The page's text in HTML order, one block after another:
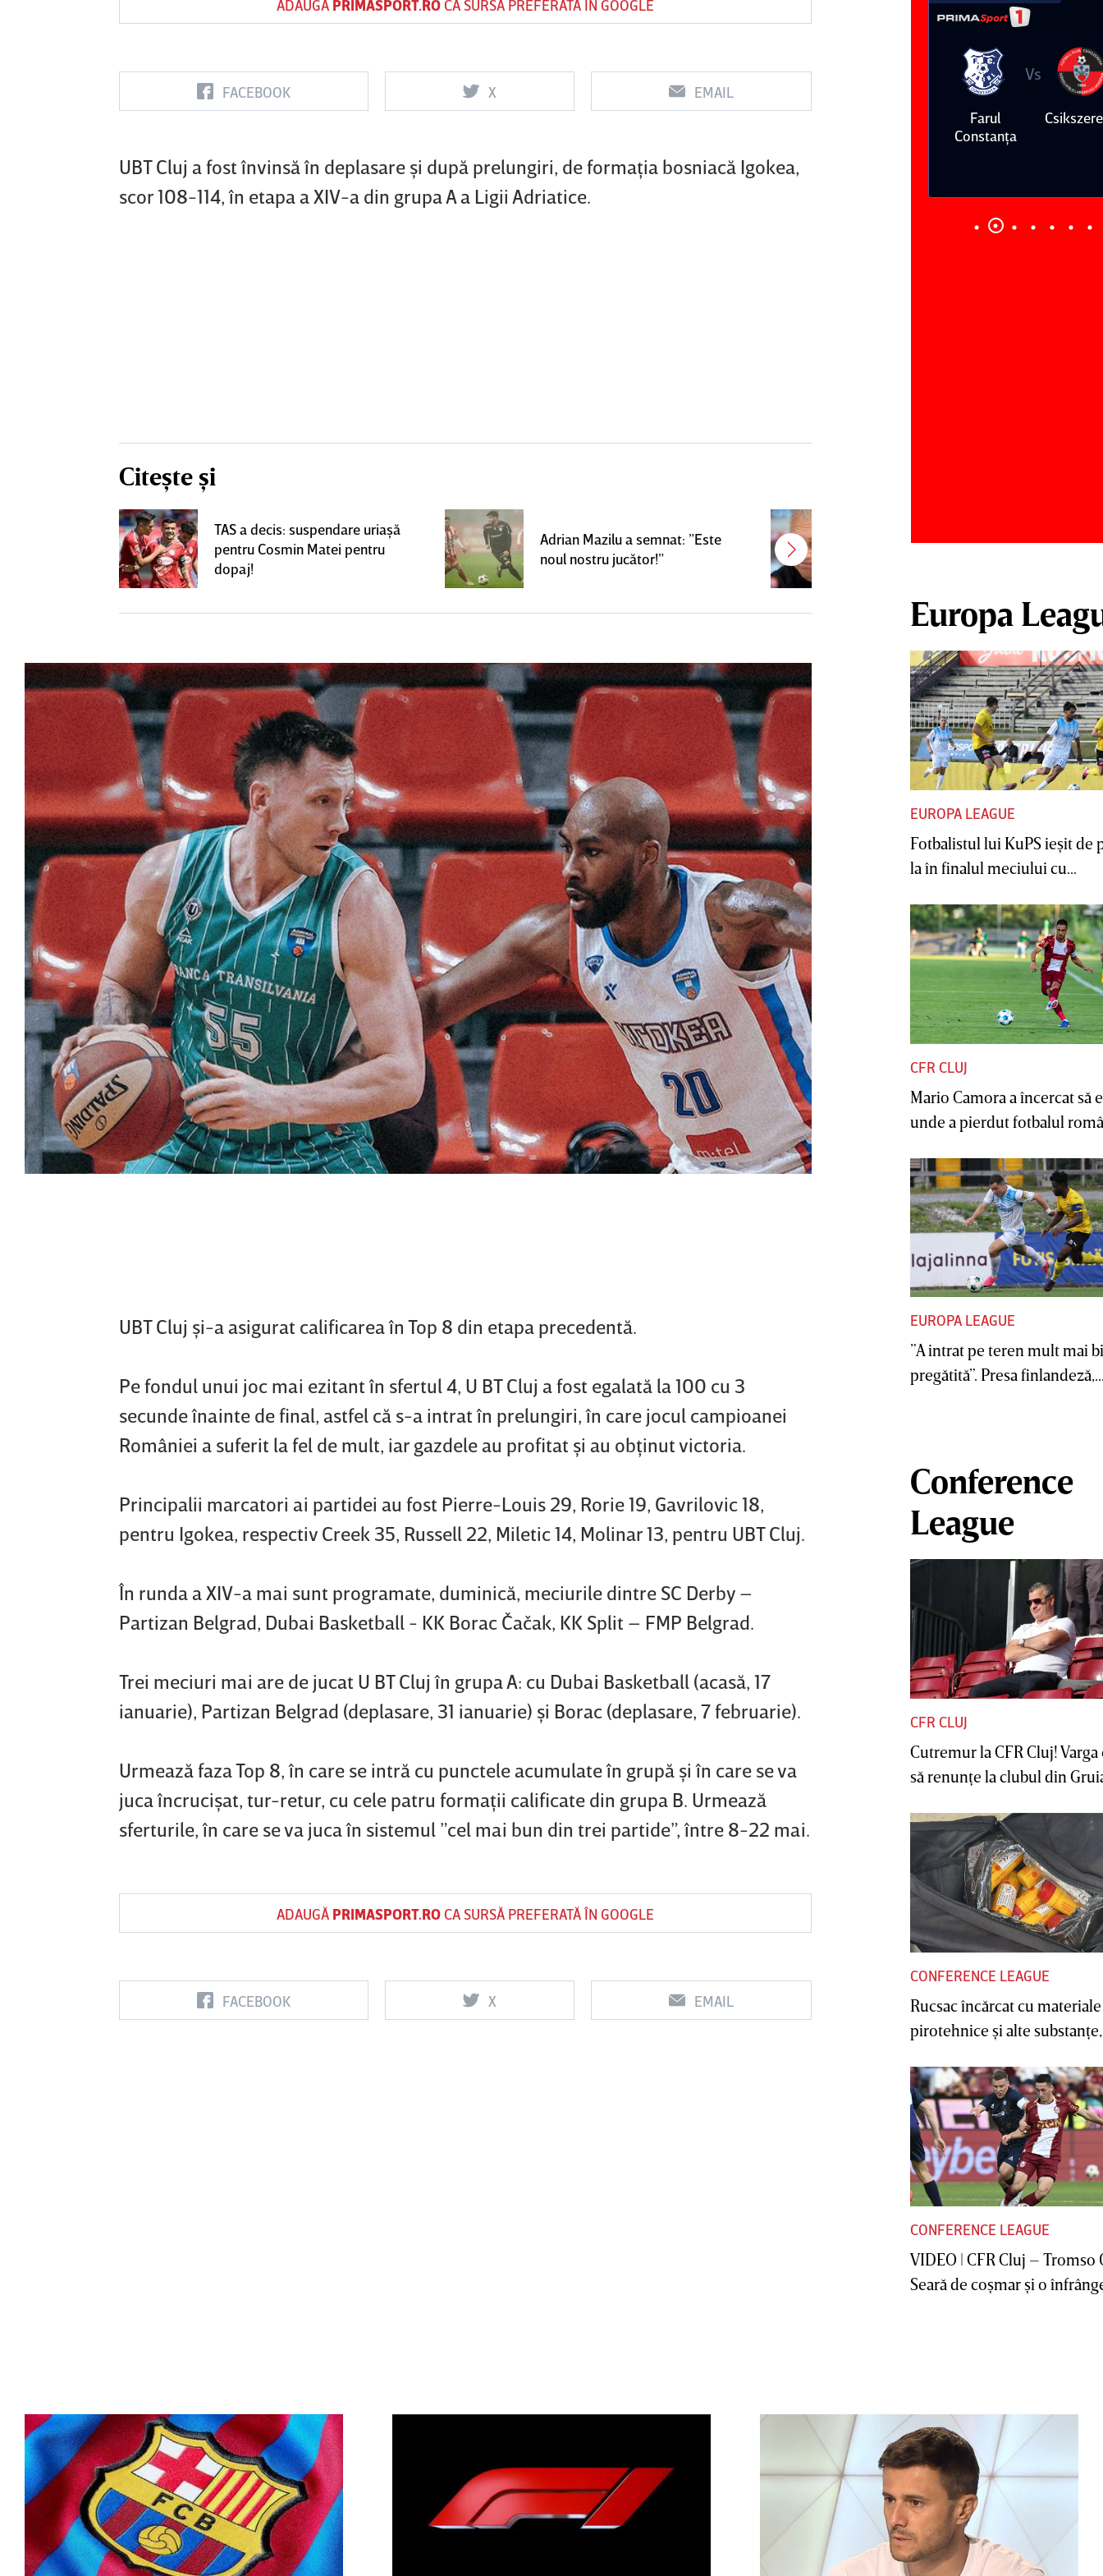
ADAUGĂ PRIMASPORT.ROCA SURSĂ PREFERATĂ ÎN GOOGLE
FACEBOOK X EMAIL
UBT Cluj a fost învinsă în deplasare şi după prelungiri, de formaţia bosniacă Igokea,
scor 108-114, în etapa a XIV-a din grupa A a Ligii Adriatice.
Citește și
TAS a decis: suspendare uriaşă
pentru Cosmin Matei pentru
dopaj!
Adrian Mazilu a semnat: ”Este
noul nostru jucător!”
Varga i-a propus să revină la CFR
UBT Cluj şi-a asigurat calificarea în Top 8 din etapa precedentă.
Pe fondul unui joc mai ezitant în sfertul 4, U BT Cluj a fost egalată la 100 cu 3
secunde înainte de final, astfel că s-a intrat în prelungiri, în care jocul campioanei
României a suferit la fel de mult, iar gazdele au profitat şi au obţinut victoria.
Principalii marcatori ai partidei au fost Pierre-Louis 29, Rorie 19, Gavrilovic 18,
pentru Igokea, respectiv Creek 35, Russell 22, Miletic 14, Molinar 13, pentru UBT Cluj.
În runda a XIV-a mai sunt programate, duminică, meciurile dintre SC Derby –
Partizan Belgrad, Dubai Basketball - KK Borac Čačak, KK Split – FMP Belgrad.
Trei meciuri mai are de jucat U BT Cluj în grupa A: cu Dubai Basketball (acasă, 17
ianuarie), Partizan Belgrad (deplasare, 31 ianuarie) şi Borac (deplasare, 7 februarie).
Urmează faza Top 8, în care se intră cu punctele acumulate în grupă şi în care se va
juca încrucişat, tur-retur, cu cele patru formaţii calificate din grupa B. Urmează
sferturile, în care se va juca în sistemul ”cel mai bun din trei partide”, între 8-22 mai.
ADAUGĂ PRIMASPORT.ROCA SURSĂ PREFERATĂ ÎN GOOGLE
FACEBOOK X EMAIL
Vs Vs Vs Vs
Dinamo
Vs
FC
Europa
EUROPA LEAGUE
Fotbalistul lui KuPS ieşit de
la în finalul meciului cu...
CFR CLUJ
Mario Camora a încercat să
unde a pierdut fotbalul
EUROPA LEAGUE
”A intrat pe teren mult mai
pregătită”. Presa
Conference
League
CFR CLUJ
Cutremur la CFR Cluj! Varga
să renunţe la clubul din
CONFERENCE LEAGUE
Rucsac încărcat cu materiale
pirotehnice şi alte substanţe,
CONFERENCE LEAGUE
VIDEO | CFR Cluj – Tromso
Seară de coşmar şi o